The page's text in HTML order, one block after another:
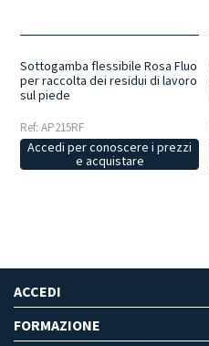
Sottogamba flessibile Rosa Fluo
per raccolta dei residui di lavoro
sul piede
Ref: AP215RF
Accedi per conoscere i prezzi
e acquistare
ACCEDI
FORMAZIONE